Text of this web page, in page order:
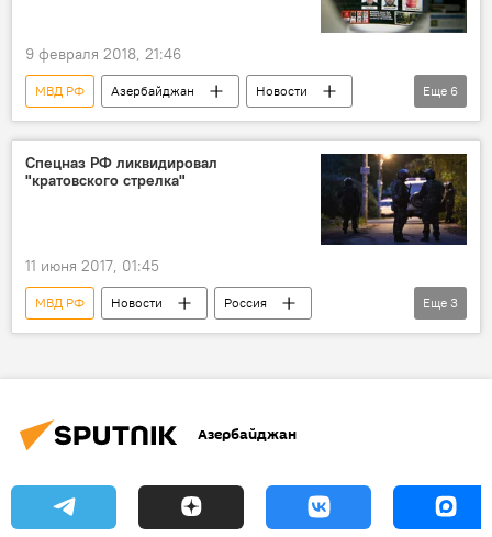
9 февраля 2018, 21:46
МВД РФ Азербайджан
Новости
Россия
Россия
Александр Прокопчук
МВД АР
Борьба с терроризмом
Еще 6
Спецназ РФ ликвидировал
"кратовского стрелка"
11 июня 2017, 01:45
МВД РФ Новости
Россия
Подмосковье
Ирина Волк жертвы
Еще 3
Азербайджан